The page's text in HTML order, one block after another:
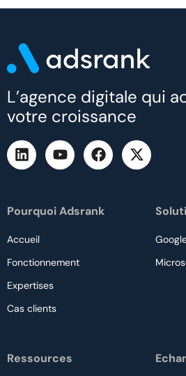
L’agence digitale qui
votre croissance
Pourquoi Adsrank
Accueil
Fonctionnement
Expertises
Cas clients
Ressources